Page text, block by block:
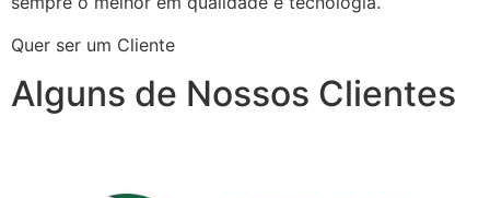
Quer ser um Cliente
Alguns de Nossos Clientes